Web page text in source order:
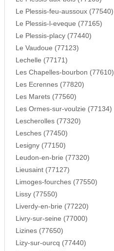
Le Plessis-feu-aussoux (77540)
Le Plessis-l-eveque (77165)
Le Plessis-placy (77440)
Le Vaudoue (77123)
Lechelle (77171)
Les Chapelles-bourbon (77610)
Les Ecrennes (77820)
Les Marets (77560)
Les Ormes-sur-voulzie (77134)
Lescherolles (77320)
Lesches (77450)
Lesigny (77150)
Leudon-en-brie (77320)
Lieusaint (77127)
Limoges-fourches (77550)
Lissy (77550)
Liverdy-en-brie (77220)
Livry-sur-seine (77000)
Lizines (77650)
Lizy-sur-ourcq (77440)